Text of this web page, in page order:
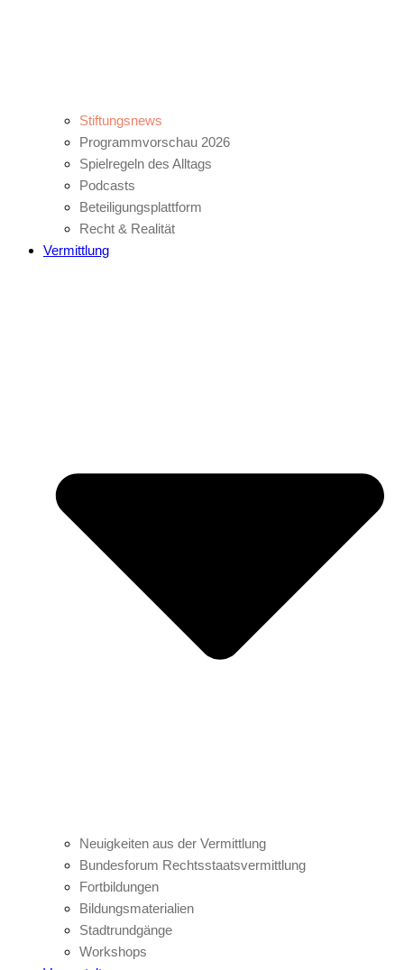
Stiftungsnews
Programmvorschau 2026
Spielregeln des Alltags
Podcasts
Beteiligungsplattform
Recht & Realität
Vermittlung
Neuigkeiten aus der Vermittlung
Bundesforum Rechtsstaatsvermittlung
Fortbildungen
Bildungsmaterialien
Stadtrundgänge
Workshops